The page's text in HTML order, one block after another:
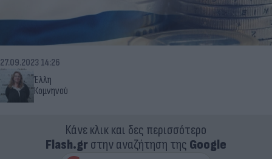
Έλλη
Κομνηνού
27.09.2023 14:26
Κάνε κλικ και δες περισσότερο
Flash.grστην αναζήτηση της Google